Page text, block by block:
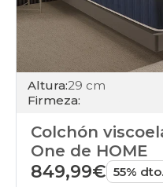
Altura:29 cm
Firmeza:
Colchón
One de HOME
849,99€ 55% dto.